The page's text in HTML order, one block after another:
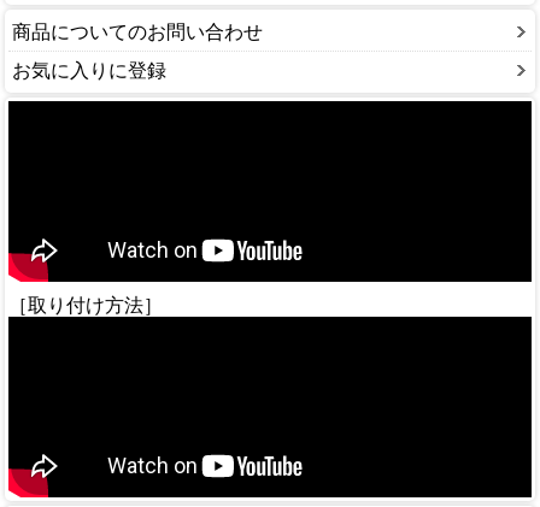
商品についてのお問い合わせ
お気に入りに登録
［取り付け方法］